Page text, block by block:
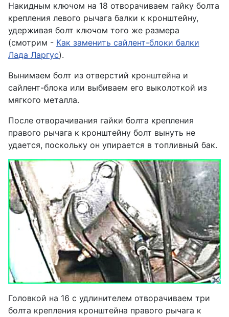
Накидным ключом на 18 отворачиваем гайку болта
крепления левого рычага балки к кронштейну,
удерживая болт ключом того же размера
(смотрим - Как заменить сайлент-блоки балки
Лада Ларгус).
Вынимаем болт из отверстий кронштейна и
сайлент-блока или выбиваем его выколоткой из
мягкого металла.
После отворачивания гайки болта крепления
правого рычага к кронштейну болт вынуть не
удается, поскольку он упирается в топливный бак.
Головкой на 16 с удлинителем отворачиваем три
болта крепления кронштейна правого рычага к